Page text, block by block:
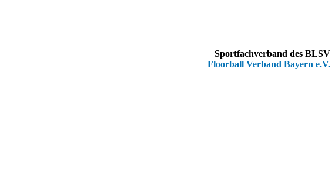
Sportfachverband des BLSV
Floorball Verband Bayern e.V.